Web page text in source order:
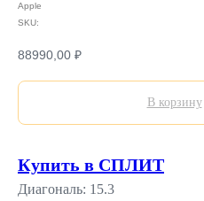
Apple
SKU:
88990,00 ₽
В корзину
Купить в СПЛИТ
Диагональ: 15.3